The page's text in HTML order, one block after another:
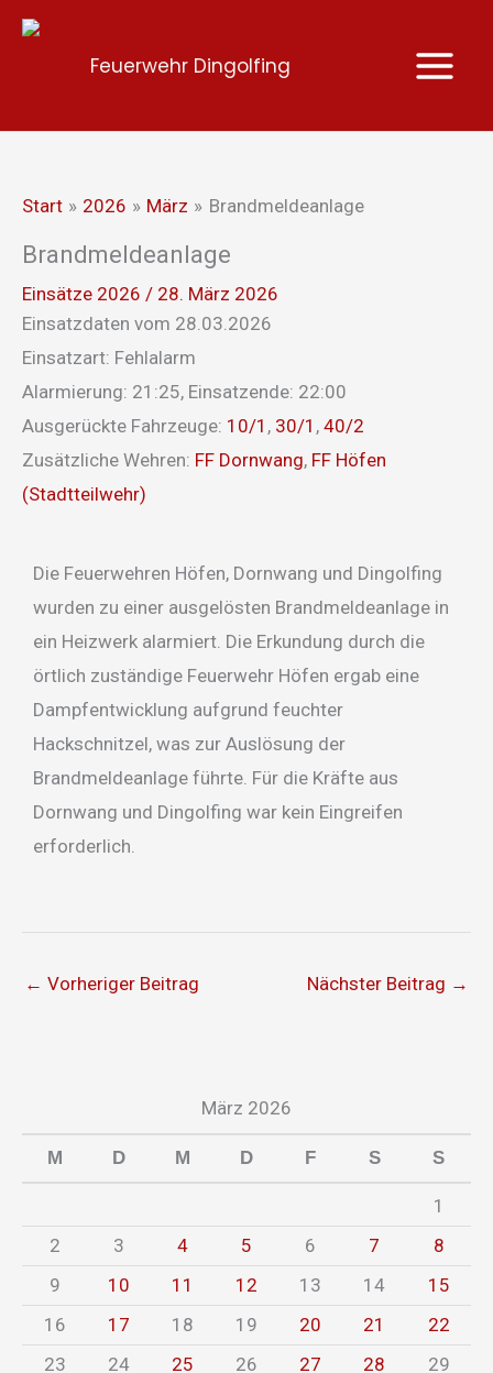
Zum
Feuerwehr Dingolfing
Start 2026 März Brandmeldeanlage
Brandmeldeanlage
Einsätze 2026 / 28. März 2026
Einsatzdaten vom 28.03.2026
Einsatzart: Fehlalarm
Alarmierung: 21:25, Einsatzende: 22:00
Ausgerückte Fahrzeuge: 10/1 , 30/1 , 40/2
Zusätzliche Wehren: FF Dornwang, FF Höfen
(Stadtteilwehr)
Die Feuerwehren Höfen, Dornwang und Dingolfing
wurden zu einer ausgelösten Brandmeldeanlage in
ein Heizwerk alarmiert. Die Erkundung durch die
örtlich zuständige Feuerwehr Höfen ergab eine
Dampfentwicklung aufgrund feuchter
Hackschnitzel, was zur Auslösung der
Brandmeldeanlage führte. Für die Kräfte aus
Dornwang und Dingolfing war kein Eingreifen
erforderlich.
← Vorheriger Beitrag Nächster Beitrag →
März 2026
M D M D F S S
1
2
3 4 5 6 7
8
9
10 11 12 13 14
15
16
17 18 19 20 21
22
23
24 25 26 27 28
29